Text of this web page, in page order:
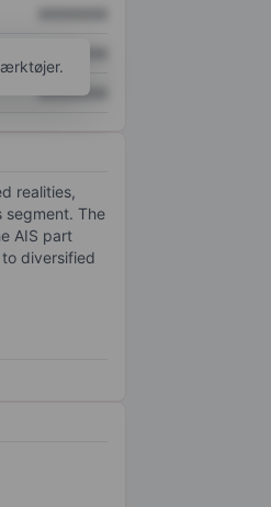
XXXXXXX
realities,
segment. The
AIS part
diversified